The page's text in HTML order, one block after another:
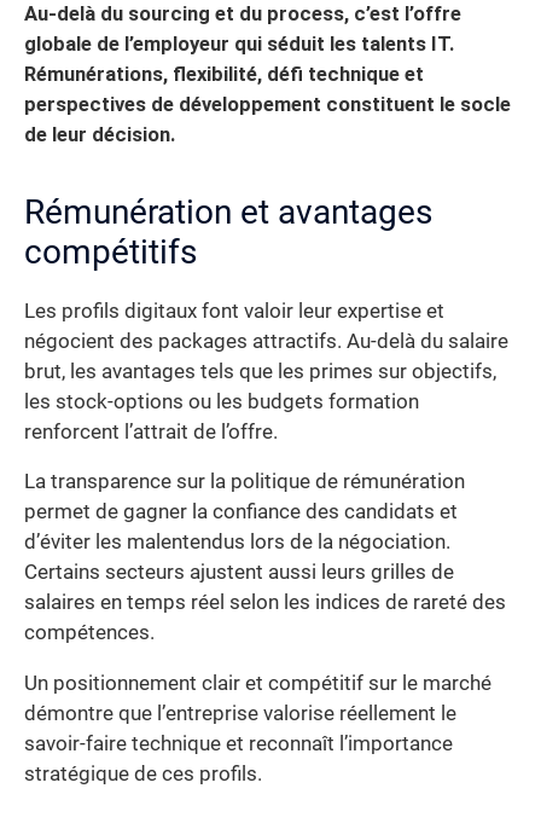
Au-delà du sourcing et du process, c’est l’offre
globale de l’employeur qui séduit les talents IT.
Rémunérations, flexibilité, défi technique et
perspectives de développement constituent le socle
de leur décision.
Rémunération et avantages
compétitifs
Les profils digitaux font valoir leur expertise et
négocient des packages attractifs. Au-delà du salaire
brut, les avantages tels que les primes sur objectifs,
les stock-options ou les budgets formation
renforcent l’attrait de l’offre.
La transparence sur la politique de rémunération
permet de gagner la confiance des candidats et
d’éviter les malentendus lors de la négociation.
Certains secteurs ajustent aussi leurs grilles de
salaires en temps réel selon les indices de rareté des
compétences.
Un positionnement clair et compétitif sur le marché
démontre que l’entreprise valorise réellement le
savoir-faire technique et reconnaît l’importance
stratégique de ces profils.